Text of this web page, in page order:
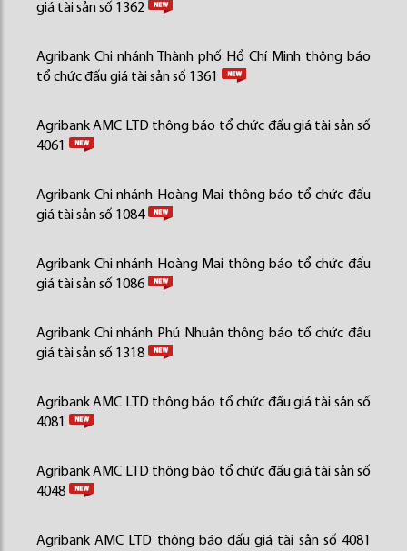
giá tài sản số 1362
Agribank Chi nhánh Thành phố Hồ Chí Minh thông báo
tổ chức đấu giá tài sản số 1361
Agribank AMC LTD thông báo tổ chức đấu giá tài sản số
4061
Agribank Chi nhánh Hoàng Mai thông báo tổ chức đấu
giá tài sản số 1084
Agribank Chi nhánh Hoàng Mai thông báo tổ chức đấu
giá tài sản số 1086
Agribank Chi nhánh Phú Nhuận thông báo tổ chức đấu
giá tài sản số 1318
Agribank AMC LTD thông báo tổ chức đấu giá tài sản số
4081
Agribank AMC LTD thông báo tổ chức đấu giá tài sản số
4048
Agribank AMC LTD thông báo đấu giá tài sản số 4081